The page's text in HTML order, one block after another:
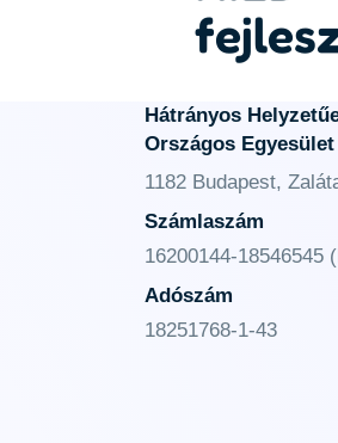
Hátrányos
Országos Egyesület
1182 Budapest,
Számlaszám
16200144-18546545
Adószám
18251768-1-43